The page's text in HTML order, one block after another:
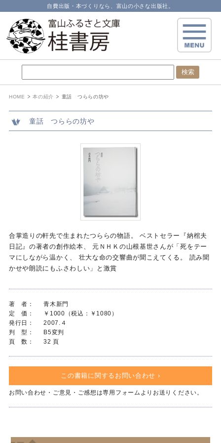
自費出版・本づくりなら、富山の小さな出版社。
HOME 本の紹介 童話 つららの坊や
童話 つららの坊や
合掌造りの軒先で生まれたつららの物語。 ベストセラー『納棺夫
日記』の著者の創作絵本、 元ＮＨＫの山根基世さんが「死をテー
マにしながら温かく、 壮大な命の交響曲が聞こえてくる。 読み聞
かせや朗読にもふさわしい」と激賞
著 者：
青木新門
定 価：
￥1000（税込：￥1080）
発行日：
2007.４
判 型：
B5変判
頁 数：
32 頁
この書籍に関するお問い合わせ ›
お問い合わせ・ご意見・ご感想は専用フォームよりお送りください。